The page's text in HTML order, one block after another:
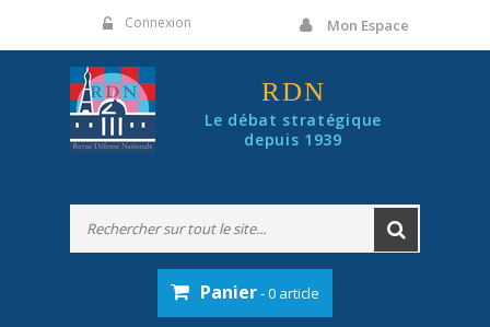
Connexion Mon Espace
RDN
Le débat stratégique
depuis 1939
Panier- 0 article